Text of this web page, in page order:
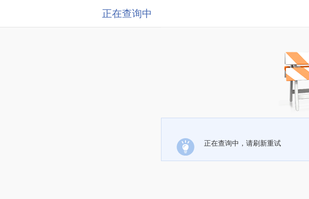
正在查询中
正在查询中，请刷新重试